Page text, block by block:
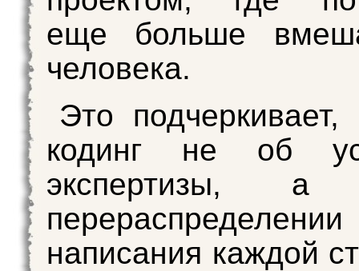
еще больше
человека.
Это подчеркивает,
кодинг не об
экспертизы,
написания каждой